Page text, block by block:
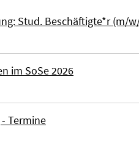
Stud. Beschäftigte*r (m/
im SoSe 2026
Termine